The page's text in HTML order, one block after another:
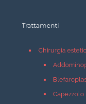
Trattamenti
Chirurgia